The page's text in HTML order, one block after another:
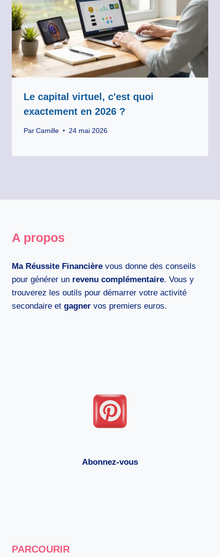
Le capital virtuel, c'est quoi
exactement en 2026 ?
Par Camille 24 mai 2026
A propos
Ma Réussite Financière vous donne des conseils
pour générer un revenu complémentaire. Vous y
trouverez les outils pour démarrer votre activité
secondaire et gagner vos premiers euros.
Abonnez-vous
PARCOURIR